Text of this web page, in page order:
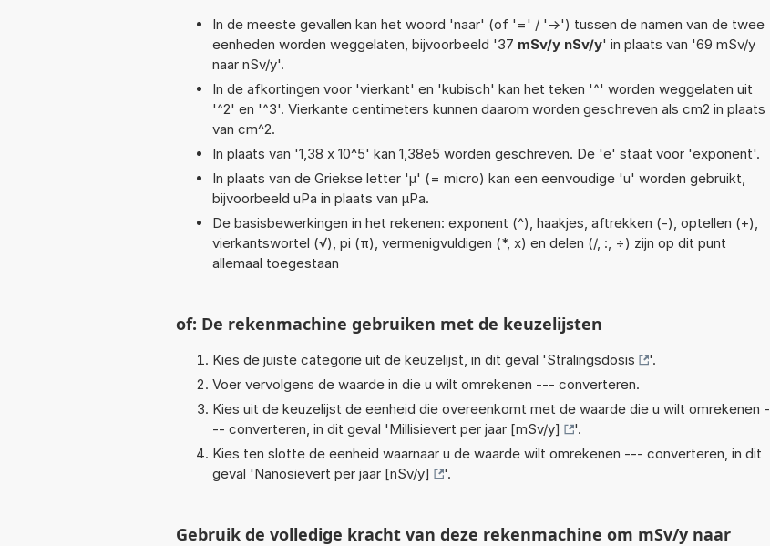
In de meeste gevallen kan het woord 'naar' (of '=' / '->') tussen de namen van de twee
eenheden worden weggelaten, bijvoorbeeld '37 mSv/y nSv/y' in plaats van '69 mSv/y
naar nSv/y'.
In de afkortingen voor 'vierkant' en 'kubisch' kan het teken '^' worden weggelaten uit
'^2' en '^3'. Vierkante centimeters kunnen daarom worden geschreven als cm2 in plaats
van cm^2.
In plaats van '1,38 x 10^5' kan 1,38e5 worden geschreven. De 'e' staat voor 'exponent'.
In plaats van de Griekse letter 'µ' (= micro) kan een eenvoudige 'u' worden gebruikt,
bijvoorbeeld uPa in plaats van µPa.
De basisbewerkingen in het rekenen: exponent (^), haakjes, aftrekken (-), optellen (+),
vierkantswortel (√), pi (π), vermenigvuldigen (*, x) en delen (/, :, ÷) zijn op dit punt
allemaal toegestaan
of: De rekenmachine gebruiken met de keuzelijsten
Kies de juiste categorie uit de keuzelijst, in dit geval 'Stralingsdosis
'.
Voer vervolgens de waarde in die u wilt omrekenen --- converteren.
Kies uit de keuzelijst de eenheid die overeenkomt met de waarde die u wilt omrekenen -
-- converteren, in dit geval 'Millisievert per jaar [mSv/y]
'.
Kies ten slotte de eenheid waarnaar u de waarde wilt omrekenen --- converteren, in dit
geval 'Nanosievert per jaar [nSv/y] '.
Gebruik de volledige kracht van deze rekenmachine om mSv/y naar